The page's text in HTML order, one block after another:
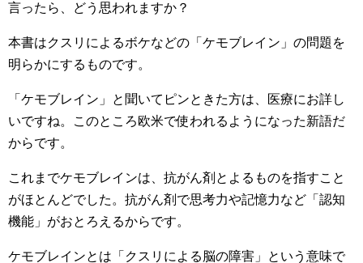
言ったら、どう思われますか？
本書はクスリによるボケなどの「ケモブレイン」の問題を
明らかにするものです。
「ケモブレイン」と聞いてピンときた方は、医療にお詳し
いですね。このところ欧米で使われるようになった新語だ
からです。
これまでケモブレインは、抗がん剤とよるものを指すこと
がほとんどでした。抗がん剤で思考力や記憶力など「認知
機能」がおとろえるからです。
ケモブレインとは「クスリによる脳の障害」という意味で